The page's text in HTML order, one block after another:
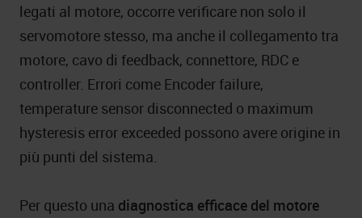
legati al motore, occorre verificare non solo il
servomotore stesso, ma anche il collegamento tra
motore, cavo di feedback, connettore, RDC e
controller. Errori come Encoder failure,
temperature sensor disconnected o maximum
hysteresis error exceeded possono avere origine in
più punti del sistema.
Per questo una diagnostica efficace del motore